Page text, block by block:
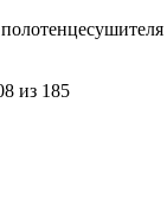
из 185Цены: